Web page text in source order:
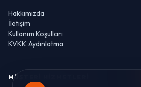
Hakkımızda
İletişim
Kullanım Koşulları
KVKK Aydınlatma
MÜŞTERI HIZMETLERI